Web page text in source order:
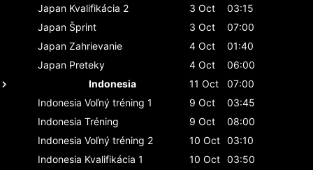
Japan Kvalifikácia 2 3 Oct
03:15
Japan Šprint 3 Oct
07:00
Japan Zahrievanie 4 Oct
01:40
Japan Preteky 4 Oct
06:00
Indonesia
11 Oct
07:00
Indonesia Voľný tréning 1 9 Oct
03:45
Indonesia Tréning 9 Oct
08:00
Indonesia Voľný tréning 2 10 Oct 03:10
Indonesia Kvalifikácia 1 10 Oct 03:50